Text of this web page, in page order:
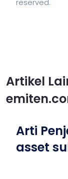
reserved.
Artikel
Arti
asset